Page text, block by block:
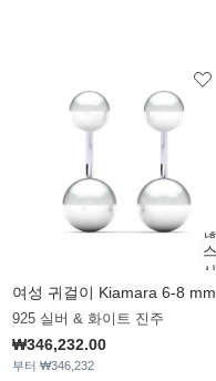
여성 귀걸이 Kiamara 6-8 mm
925 실버 & 화이트 진주
₩346,232.00
부터 ₩346,232